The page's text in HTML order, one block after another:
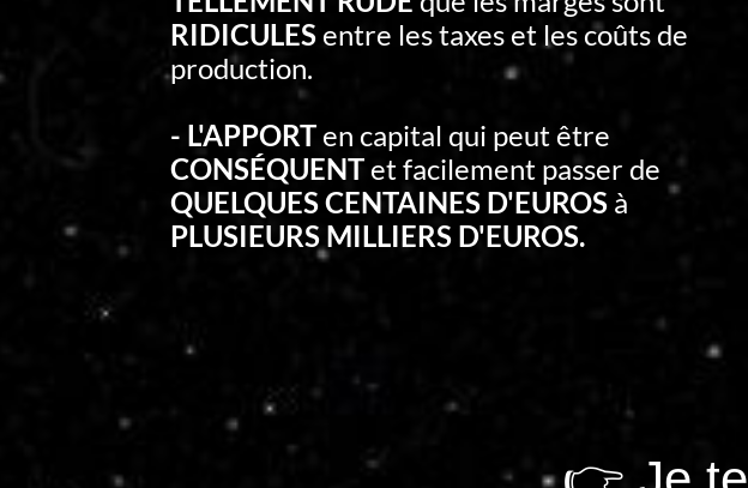
RIDICULES entre les taxes et les coûts de
production.
- L'APPORT en capital qui peut être
CONSÉQUENT et facilement passer de
QUELQUES CENTAINES D'EUROS à
PLUSIEURS MILLIERS D'EUROS.